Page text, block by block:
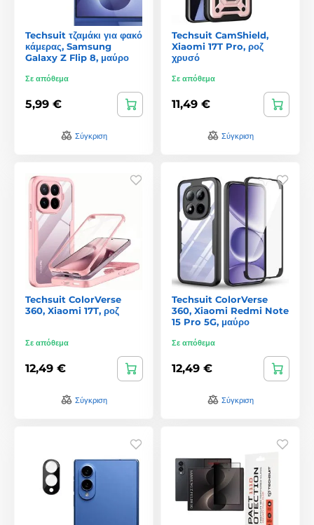
Techsuit τζαμάκι για φακό
κάμερας, Samsung
Galaxy Z Flip 8, μαύρο
Σε απόθεμα
5,99 €
Σύγκριση
Techsuit CamShield,
Xiaomi 17T Pro, ροζ
χρυσό
Σε απόθεμα
11,49 €
Σύγκριση
Techsuit ColorVerse
360, Xiaomi 17T, ροζ
Σε απόθεμα
12,49 €
Σύγκριση
Techsuit ColorVerse
360, Xiaomi Redmi Note
15 Pro 5G, μαύρο
Σε απόθεμα
12,49 €
Σύγκριση